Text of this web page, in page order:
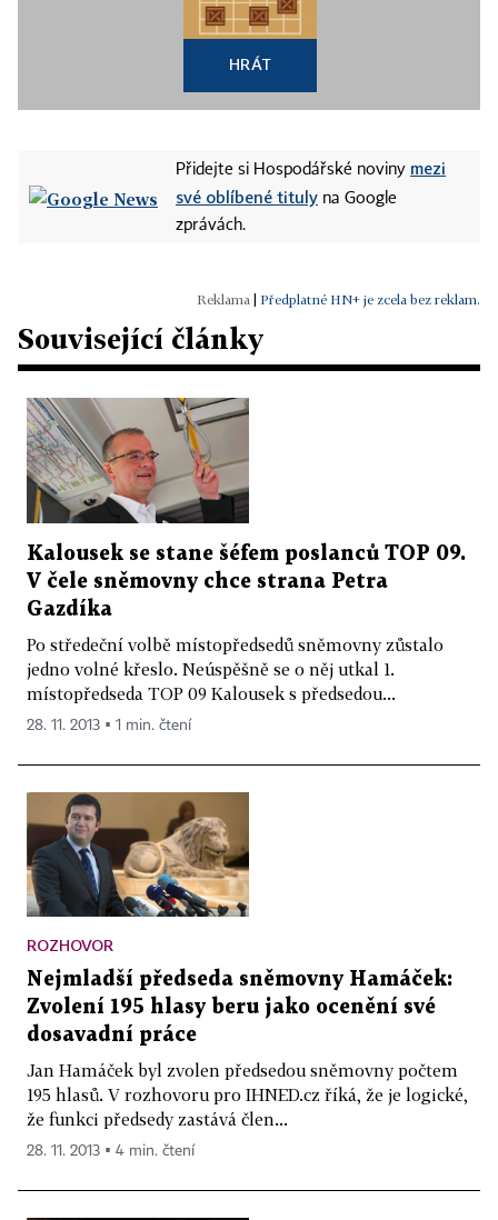
HRÁT
Přidejte si Hospodářské noviny mezi
své oblíbené tituly na Google
zprávách.
Předplatné HN+ je zcela bez reklam.
Související články
Kalousek se stane šéfem poslanců TOP 09.
V čele sněmovny chce strana Petra
Gazdíka
Po středeční volbě místopředsedů sněmovny zůstalo
jedno volné křeslo. Neúspěšně se o něj utkal 1.
místopředseda TOP 09 Kalousek s předsedou...
28. 11. 2013 ▪ 1 min. čtení
ROZHOVOR
Nejmladší předseda sněmovny Hamáček:
Zvolení 195 hlasy beru jako ocenění své
dosavadní práce
Jan Hamáček byl zvolen předsedou sněmovny počtem
195 hlasů. V rozhovoru pro IHNED.cz říká, že je logické,
že funkci předsedy zastává člen...
28. 11. 2013 ▪ 4 min. čtení